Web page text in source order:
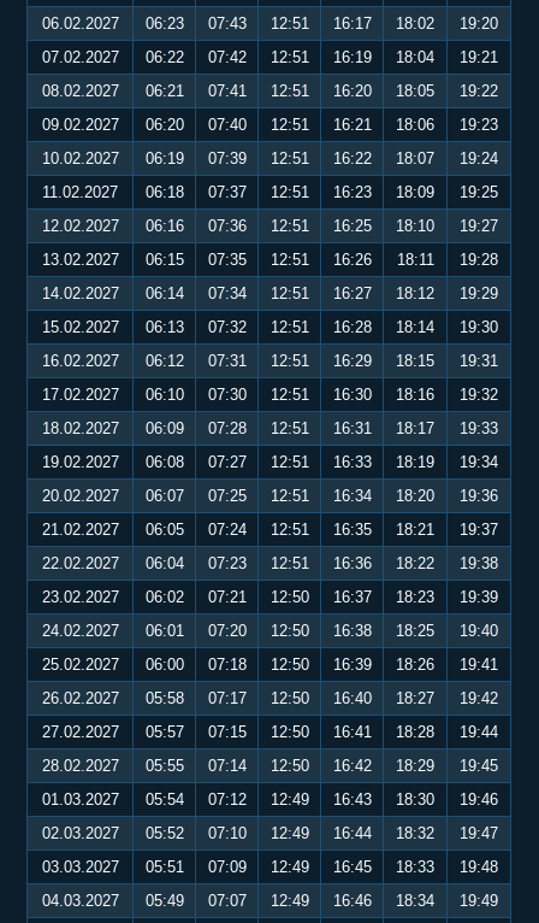
06.02.2027
06:23 07:43 12:51 16:17 18:02
19:20
07.02.2027
06:22 07:42 12:51 16:19 18:04
19:21
08.02.2027
06:21 07:41 12:51 16:20 18:05
19:22
09.02.2027
06:20 07:40 12:51 16:21 18:06
19:23
10.02.2027
06:19 07:39 12:51 16:22 18:07
19:24
11.02.2027
06:18 07:37 12:51 16:23 18:09
19:25
12.02.2027
06:16 07:36 12:51 16:25 18:10
19:27
13.02.2027
06:15 07:35 12:51 16:26 18:11
19:28
14.02.2027
06:14 07:34 12:51 16:27 18:12
19:29
15.02.2027
06:13 07:32 12:51 16:28 18:14
19:30
16.02.2027
06:12 07:31 12:51 16:29 18:15
19:31
17.02.2027
06:10 07:30 12:51 16:30 18:16
19:32
18.02.2027
06:09 07:28 12:51 16:31 18:17
19:33
19.02.2027
06:08 07:27 12:51 16:33 18:19
19:34
20.02.2027
06:07 07:25 12:51 16:34 18:20
19:36
21.02.2027
06:05 07:24 12:51 16:35 18:21
19:37
22.02.2027
06:04 07:23 12:51 16:36 18:22
19:38
23.02.2027
06:02 07:21 12:50 16:37 18:23
19:39
24.02.2027
06:01 07:20 12:50 16:38 18:25
19:40
25.02.2027
06:00 07:18 12:50 16:39 18:26
19:41
26.02.2027
05:58 07:17 12:50 16:40 18:27
19:42
27.02.2027
05:57 07:15 12:50 16:41 18:28
19:44
28.02.2027
05:55 07:14 12:50 16:42 18:29
19:45
01.03.2027
05:54 07:12 12:49 16:43 18:30
19:46
02.03.2027
05:52 07:10 12:49 16:44 18:32
19:47
03.03.2027
05:51 07:09 12:49 16:45 18:33
19:48
04.03.2027
05:49 07:07 12:49 16:46 18:34
19:49